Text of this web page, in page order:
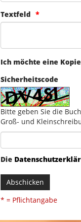
Textfeld
Ich möchte eine
Sicherheitscode
Bitte geben Sie die
Groß- und
Die
Abschicken
* = Pflichtangabe